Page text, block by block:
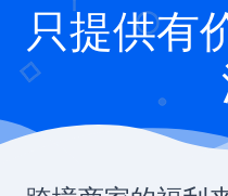
只提供有